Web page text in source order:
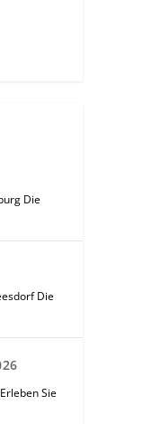
Die
Die
Sie